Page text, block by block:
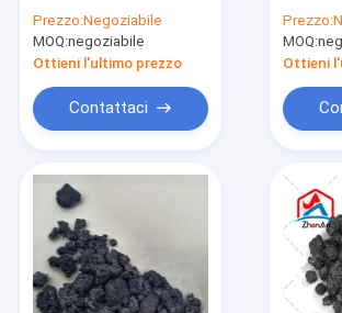
grafite per la colata
ed il refrattario
Prezzo:Negoziabile
MOQ:negoziabile
Ottieni l'ultimo prezzo
Contattaci
della
Prezzo:
MOQ:
Ottieni